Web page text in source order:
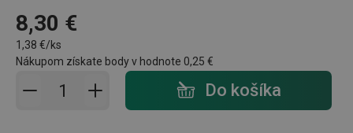
8,30 €
1,38 €/ks
Nákupom získate body v hodnote 0,25 €
Pridať do košíka - počet Do košíka